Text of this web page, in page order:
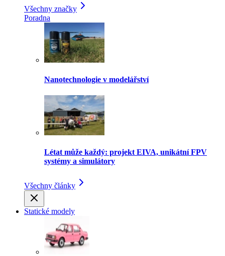
Všechny značky
Poradna
Nanotechnologie v modelářství
Létat může každý: projekt EIVA, unikátní FPV
systémy a simulátory
Všechny články
Statické modely